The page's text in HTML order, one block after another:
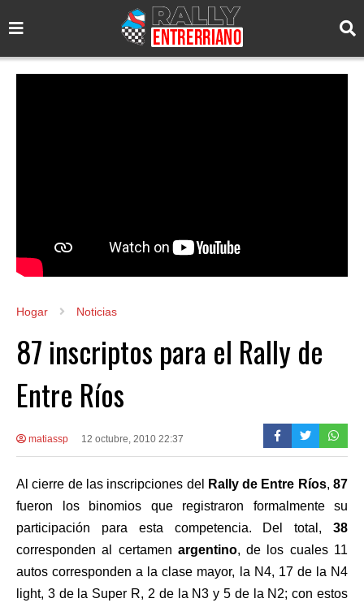
Hogar Noticias
87 inscriptos para el Rally de
Entre Ríos
matiassp 12 octubre, 2010 22:37
Al cierre de las inscripciones del Rally de Entre Ríos,87
fueron los binomios que registraron formalmente su
participación para esta competencia. Del total, 38
corresponden al certamen argentino, de los cuales 11
autos corresponden a la clase mayor, la N4, 17 de la N4
light, 3 de la Super R, 2 de la N3 y 5 de la N2; con estos